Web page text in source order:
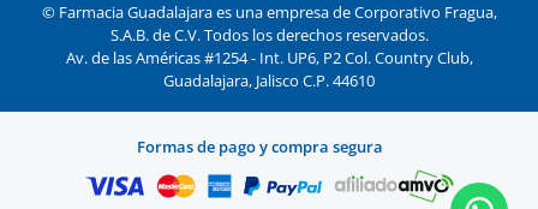
© Farmacia Guadalajara es una empresa de Corporativo Fragua,
S.A.B. de C.V. Todos los derechos reservados.
Av. de las Américas #1254 - Int. UP6, P2 Col. Country Club,
Guadalajara, Jalisco C.P. 44610
Formas de pago y compra segura